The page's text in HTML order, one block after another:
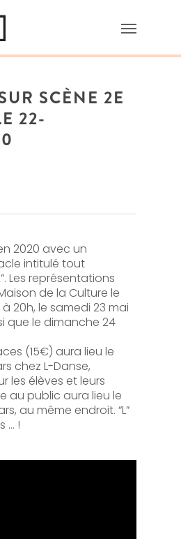
SCÈNE 2E
22-
2020 avec un
intitulé tout
Les représentations
de la Culture le
20h, le samedi 23 mai
que le dimanche 24
(15€) aura lieu le
chez L-Danse,
les élèves et leurs
au public aura lieu le
au même endroit. “L”
… !